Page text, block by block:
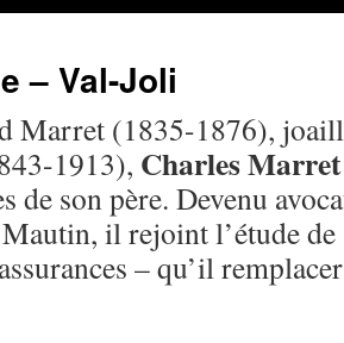
– Val-Joli
Marret (1835-1876),
1913), Charles Marret
de son père. Devenu
il rejoint l’étude de
– qu’il